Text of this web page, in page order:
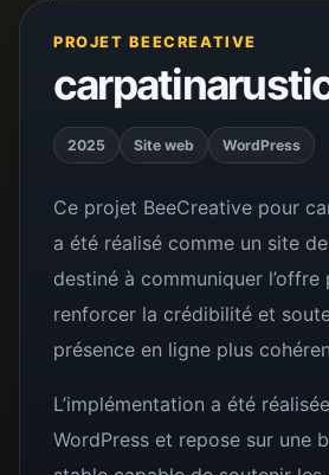
PROJET BEECREATIVE
2025 Site web WordPress
Ce projet BeeCreative pour
a été réalisé comme un site
destiné à communiquer l’offre
renforcer la crédibilité et
présence en ligne plus
L’implémentation a été
WordPress et repose sur une